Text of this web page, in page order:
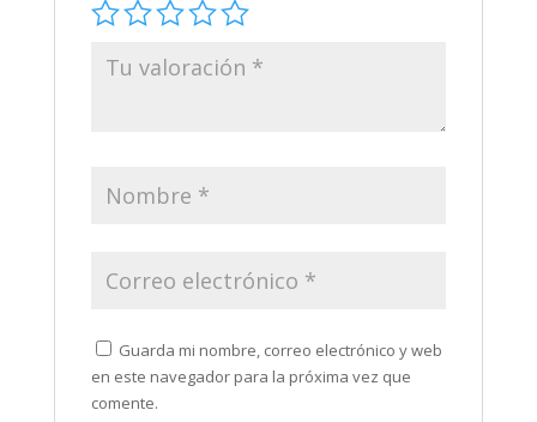
Guarda mi nombre, correo electrónico y web
en este navegador para la próxima vez que
comente.